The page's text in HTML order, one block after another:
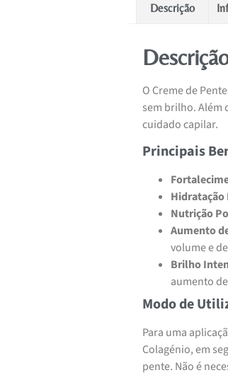
Descrição
O Creme de
sem brilho. Além
cuidado capilar.
Principais
Hidratação
Nutrição
Aumento
volume e
Brilho
aumento
Modo de
Para uma
Colagénio, em
pente. Não é